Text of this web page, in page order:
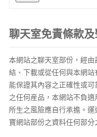
聊天室免責條款及
本網站之聊天室部份，經
結、下載或從任何與本網
能保證其內容之正確性或
之任何産品，本網站不負適
所生之風險應自行承擔。
寶網站部份之資料任何部分